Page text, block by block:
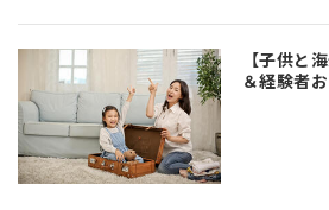
【子供と
＆経験者